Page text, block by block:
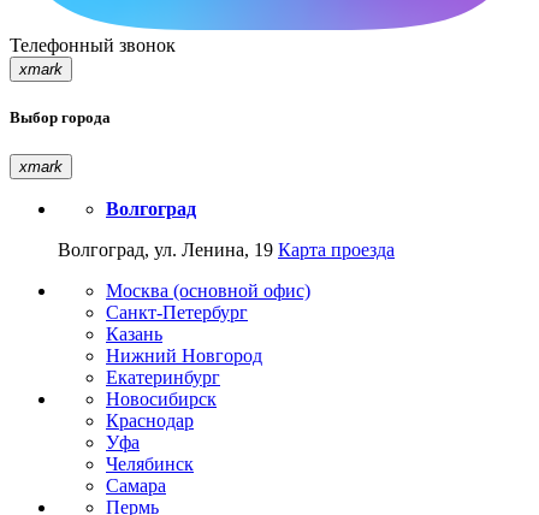
Телефонный звонок
xmark
Выбор города
xmark
Волгоград
Волгоград, ул. Ленина, 19 Карта проезда
Москва (основной офис)
Санкт-Петербург
Казань
Нижний Новгород
Екатеринбург
Новосибирск
Краснодар
Уфа
Челябинск
Самара
Пермь